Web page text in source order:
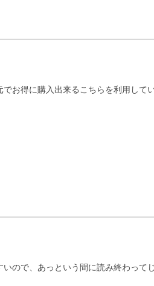
お得に購入出来るこちらを利用してい
ので、あっという間に読み終わって